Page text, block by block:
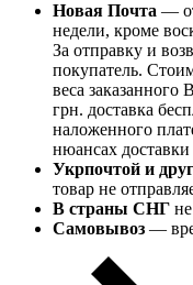
Новая Почта —
недели, кроме
За отправку и
покупатель.
веса заказанного
грн. доставка
наложенного
нюансах
Укрпочтой и
товар не
В страны СНГ
Самовывоз —